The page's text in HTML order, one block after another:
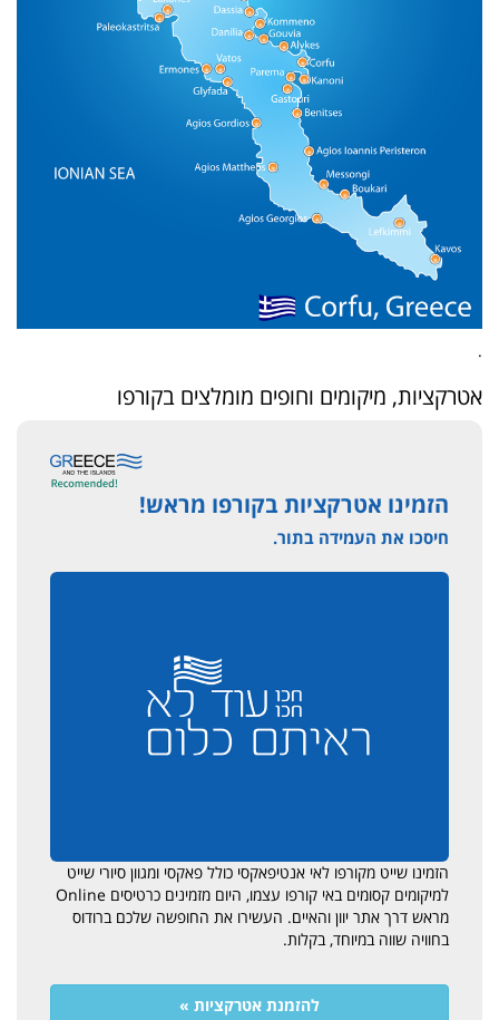
.
אטרקציות, מיקומים וחופים מומלצים בקורפו
הזמינו אטרקציות בקורפו מראש!
חיסכו את העמידה בתור.
הזמינו שייט מקורפו לאי אנטיפאקסי כולל פאקסי ומגוון סיורי שייט
למיקומים קסומים באי קורפו עצמו, היום מזמינים כרטיסים Online
מראש דרך אתר יוון והאיים. העשירו את החופשה שלכם ברודוס
בחוויה שווה במיוחד, בקלות.
להזמנת אטרקציות »